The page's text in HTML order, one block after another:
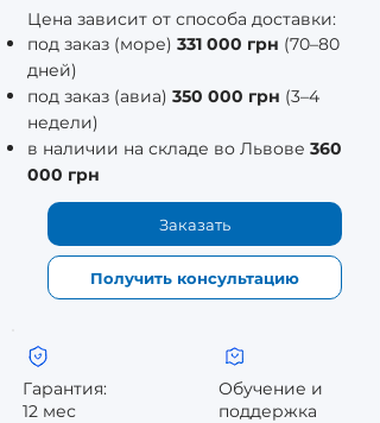
Цена зависит от способа доставки:
под заказ (море) 331 000 грн (70–80
дней)
под заказ (авиа) 350 000 грн (3–4
недели)
в наличии на складе во Львове 360
000 грн
Заказать
Получить консультацию
Гарантия:
12 мес
Обучение и
поддержка